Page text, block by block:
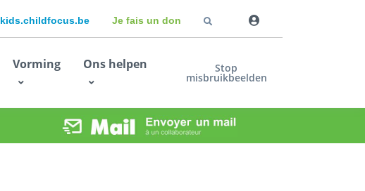
kids.childfocus.be Je fais un don
Vorming Ons helpen Stop
misbruikbeelden